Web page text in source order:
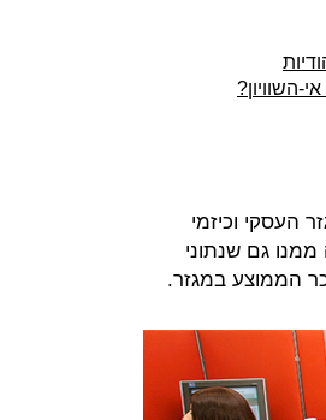
העסקי וכיזמי
גם שנתוני
הממוצע במגזר.